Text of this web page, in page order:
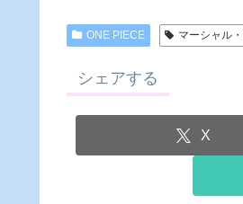
ONE PIECE マーシャル
シェアする
X